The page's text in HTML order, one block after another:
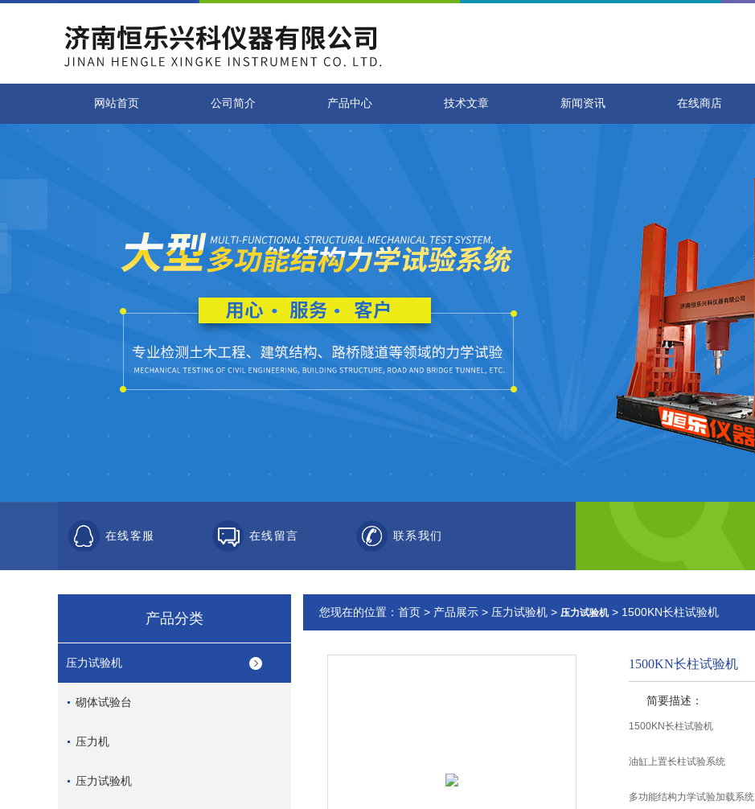
网站首页 公司简介 产品中心 技术文章 新闻资讯 在线商店
在线客服 在线留言 联系我们
产品分类
压力试验机
砌体试验台
压力机
压力试验机
您现在的位置： 首页 > 产品展示 > 压力试验机 > 压力试验机> 1500KN长柱试验机
1500KN长柱试验机
简要描述：
1500KN长柱试验机
油缸上置长柱试验系统
多功能结构力学试验加载系统